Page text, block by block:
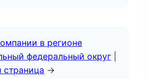
в регионе
федеральный округ
страница →